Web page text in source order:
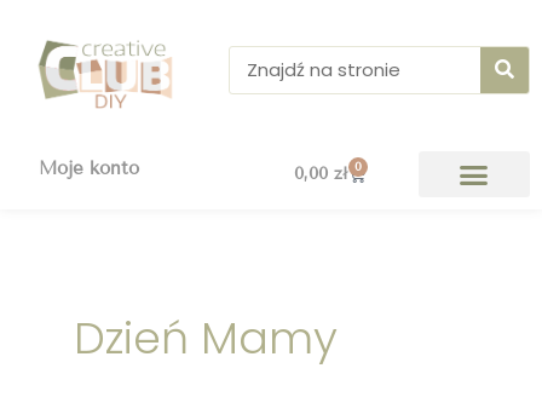
treści
Moje konto 0,00 zł 0
Wózek
Dzień Mamy